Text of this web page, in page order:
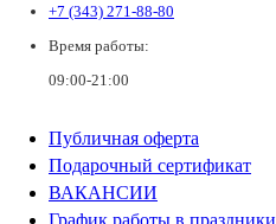
+7 (343) 271-88-80
Время работы:
09:00-21:00
Публичная оферта
Подарочный сертификат
ВАКАНСИИ